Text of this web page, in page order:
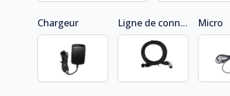
Chargeur Ligne de connection CW16-6B Micro